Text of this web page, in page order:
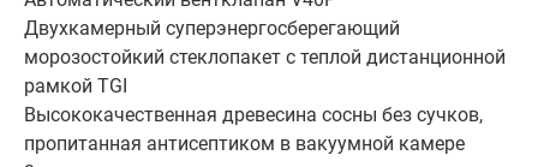
Двухкамерный суперэнергосберегающий
морозостойкий стеклопакет с теплой дистанционной
рамкой TGI
Высококачественная древесина сосны без сучков,
пропитанная антисептиком в вакуумной камере